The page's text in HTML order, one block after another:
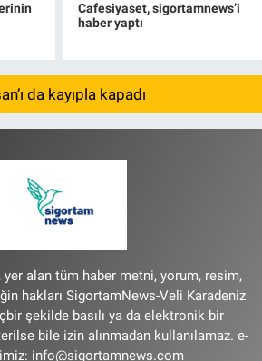
Cafesiyaset, sigortamnews’i
haber yaptı
da kayıpla kapadı
yer alan tüm haber metni, yorum, resim,
hakları SigortamNews-Veli Karadeniz
şekilde basılı ya da elektronik bir
bile izin alınmadan kullanılamaz. e-
info@sigortamnews.com